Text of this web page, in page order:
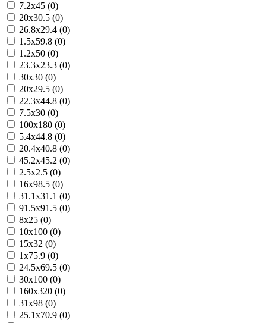
7.2x45 (0)
20x30.5 (0)
26.8x29.4 (0)
1.5x59.8 (0)
1.2x50 (0)
23.3x23.3 (0)
30x30 (0)
20x29.5 (0)
22.3x44.8 (0)
7.5x30 (0)
100x180 (0)
5.4x44.8 (0)
20.4x40.8 (0)
45.2x45.2 (0)
2.5x2.5 (0)
16x98.5 (0)
31.1x31.1 (0)
91.5x91.5 (0)
8x25 (0)
10x100 (0)
15x32 (0)
1x75.9 (0)
24.5x69.5 (0)
30x100 (0)
160x320 (0)
31x98 (0)
25.1x70.9 (0)